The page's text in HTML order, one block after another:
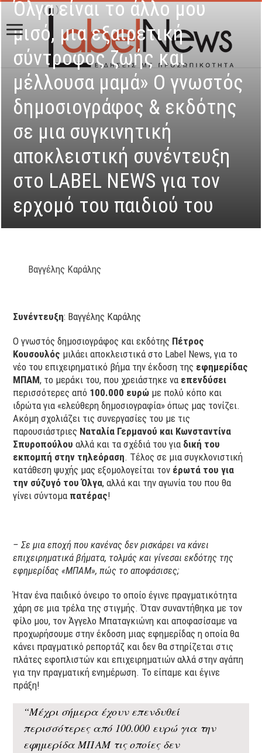
Όλγα είναι το άλλο μου
μισό, μια εξαιρετική
σύντροφος ζωής και
μέλλουσα μαμά» Ο γνωστός
δημοσιογράφος & εκδότης
σε μια συγκινητική
αποκλειστική συνέντευξη
στο LABEL NEWS για τον
ερχομό του παιδιού του
Βαγγέλης Καράλης
Συνέντευξη: Bαγγέλης Καράλης
Ο γνωστός δημοσιογράφος και εκδότης Πέτρος
Κουσουλός μιλάει αποκλειστικά στο Label News, για το
νέο του επιχειρηματικό βήμα την έκδοση της εφημερίδας
ΜΠΑΜ, το μεράκι του, που χρειάστηκε να επενδύσει
περισσότερες από 100.000 ευρώ με πολύ κόπο και
ιδρώτα για «ελεύθερη δημοσιογραφία» όπως μας τονίζει.
Ακόμη σχολιάζει τις συνεργασίες του με τις
παρουσιάστριες Ναταλία Γερμανού και Κωνσταντίνα
Σπυροπούλου αλλά και τα σχέδιά του για δική του
εκπομπή στην τηλεόραση. Τέλος σε μια συγκλονιστική
κατάθεση ψυχής μας εξομολογείται τον έρωτά του για
την σύζυγό του Όλγα, αλλά και την αγωνία του που θα
γίνει σύντομα πατέρας!
– Σε μια εποχή που κανένας δεν ρισκάρει να κάνει
επιχειρηματικά βήματα, τολμάς και γίνεσαι εκδότης της
εφημερίδας «ΜΠΑΜ», πώς το αποφάσισες;
Ήταν ένα παιδικό όνειρο το οποίο έγινε πραγματικότητα
χάρη σε μια τρέλα της στιγμής. Όταν συναντήθηκα με τον
φίλο μου, τον Άγγελο Μπαταγκιώνη και αποφασίσαμε να
προχωρήσουμε στην έκδοση μιας εφημερίδας η οποία θα
κάνει πραγματικό ρεπορτάζ και δεν θα στηρίζεται στις
πλάτες εφοπλιστών και επιχειρηματιών αλλά στην αγάπη
για την πραγματική ενημέρωση. Το είπαμε και έγινε
πράξη!
“Μέχρι σήμερα έχουν επενδυθεί
περισσότερες από 100.000 ευρώ για την
εφημερίδα ΜΠΑΜ τις οποίες δεν